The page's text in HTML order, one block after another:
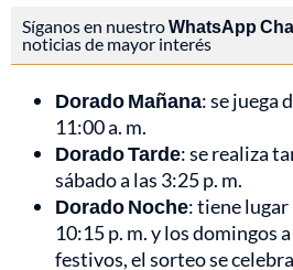
Síganos en nuestroWhatsApp
noticias de mayor interés
Dorado Mañana: se juega
11:00 a. m.
Dorado Tarde: se realiza
sábado a las 3:25 p. m.
Dorado Noche: tiene lugar
10:15 p. m. y los domingos
festivos, el sorteo se